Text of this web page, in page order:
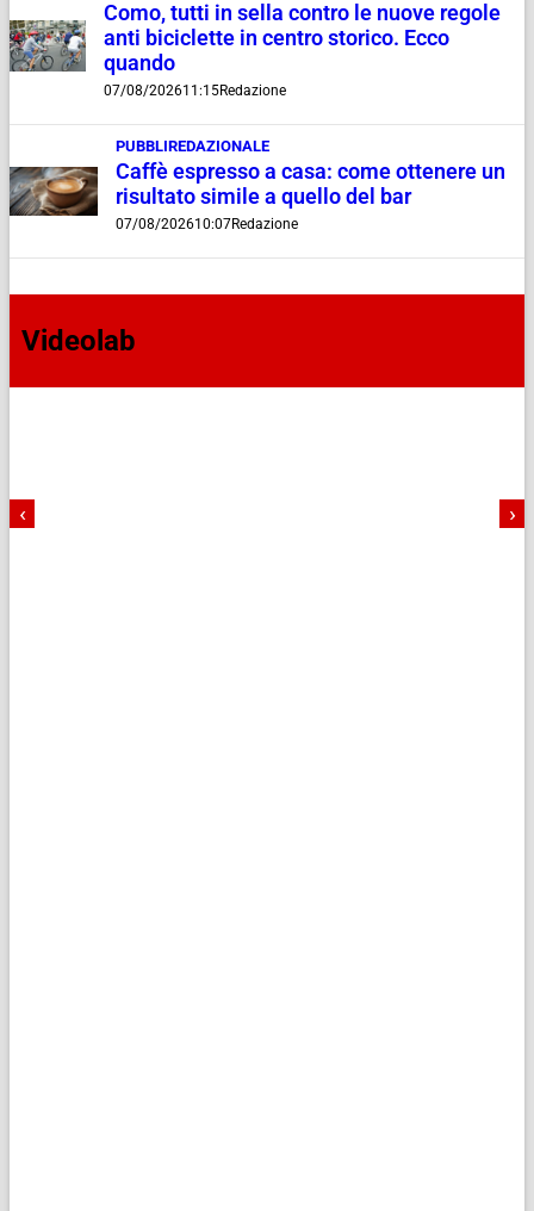
Como, tutti in sella contro le nuove regole
anti biciclette in centro storico. Ecco
quando
07/08/202611:15Redazione
PUBBLIREDAZIONALE
Caffè espresso a casa: come ottenere un
risultato simile a quello del bar
07/08/202610:07Redazione
Videolab
‹ ›